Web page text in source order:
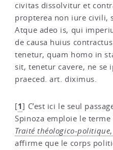
civitas dissolvitur et
propterea non iure civili,
Atque adeo is, qui
de causa huius
tenetur, quam homo in
sit, tenetur cavere, ne se
praeced. art. diximus.
[1] C’est ici le seul
Spinoza emploie le
Traité théologico-politique
affirme que le corps